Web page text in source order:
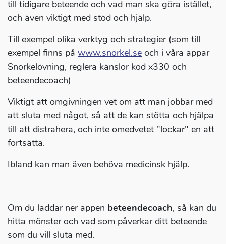
till tidigare beteende och vad man ska göra istället,
och även viktigt med stöd och hjälp.
Till exempel olika verktyg och strategier (som till
exempel finns på www.snorkel.se och i våra appar
Snorkelövning, reglera känslor kod x330 och
beteendecoach)
Viktigt att omgivningen vet om att man jobbar med
att sluta med något, så att de kan stötta och hjälpa
till att distrahera, och inte omedvetet "lockar" en att
fortsätta.
Ibland kan man även behöva medicinsk hjälp.
Om du laddar ner appen beteendecoach, så kan du
hitta mönster och vad som påverkar ditt beteende
som du vill sluta med.